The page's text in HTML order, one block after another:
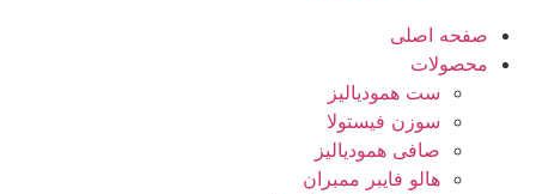
صفحه اصلی
محصولات
ست همودیالیز
سوزن فیستولا
صافی همودیالیز
هالو فایبر ممبران